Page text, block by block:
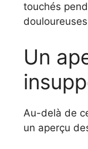
touchés
Un
Au-delà de
un aperçu